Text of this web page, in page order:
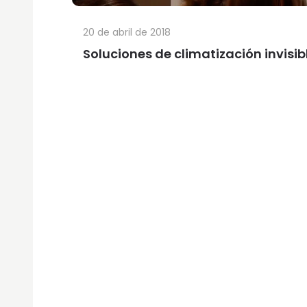
Soluciones de climatización
20 de abril de 2018